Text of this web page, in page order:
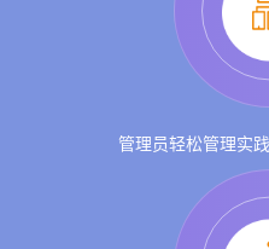
管理员轻松管理实